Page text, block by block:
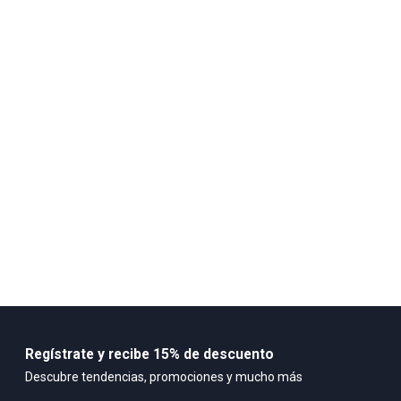
Regístrate y recibe 15% de descuento
Descubre tendencias, promociones y mucho más